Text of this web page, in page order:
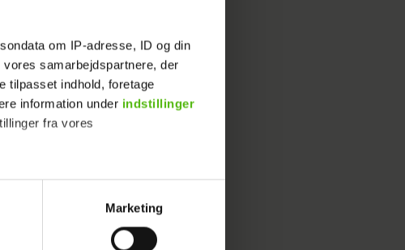
om IP-adresse, ID og din
samarbejdspartnere, der
tilpasset indhold, foretage
information under indstillinger
fra vores
journalistisk indhold til dig.
hjemmeside. Vi indsamler data
Marketing
start